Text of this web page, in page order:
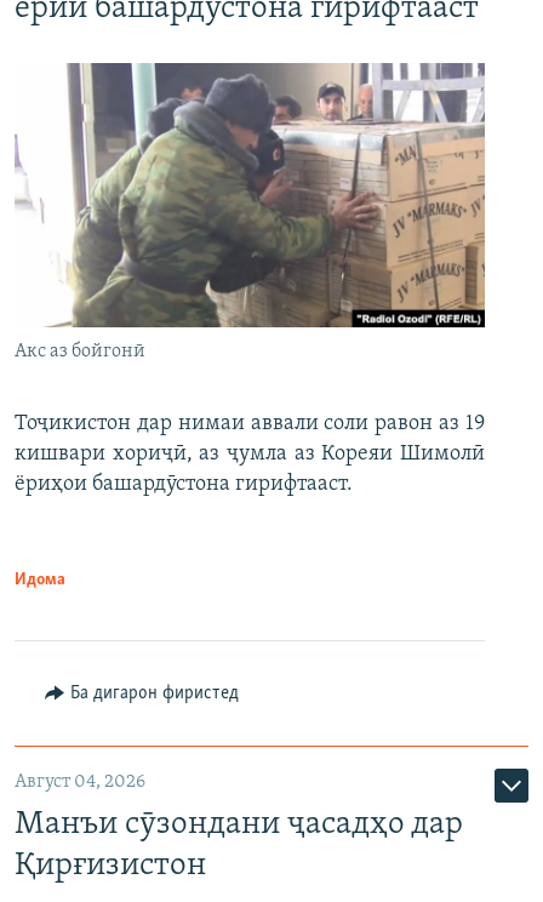
ёрии башардӯстона гирифтааст
Акс аз бойгонӣ
Тоҷикистон дар нимаи аввали соли равон аз 19
кишвари хориҷӣ, аз ҷумла аз Кореяи Шимолӣ
ёриҳои башардӯстона гирифтааст.
Идома
Ба дигарон фиристед
Август 04, 2026
Манъи сӯзондани ҷасадҳо дар
Қирғизистон